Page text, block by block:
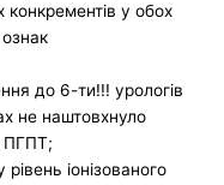
у обох
до 6-ти!!! урологів
не наштовхнуло
ПГПТ;
іонізованого